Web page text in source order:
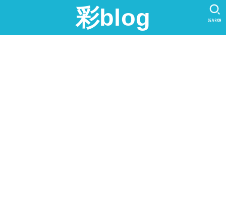
彩blog SEARCH